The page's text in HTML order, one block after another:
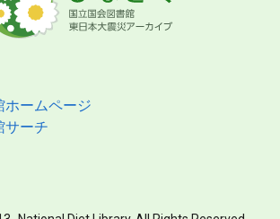
ホームページ
サーチ